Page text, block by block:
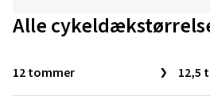
Alle
12 tommer 12,5